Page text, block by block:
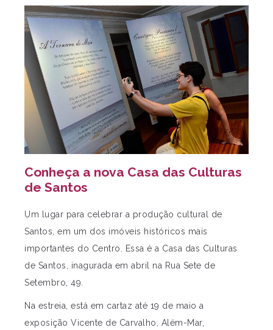
Conheça a nova Casa das Culturas
de Santos
Um lugar para celebrar a produção cultural de
Santos, em um dos imóveis históricos mais
importantes do Centro. Essa é a Casa das Culturas
de Santos, inagurada em abril na Rua Sete de
Setembro, 49.
Na estreia, está em cartaz até 19 de maio a
exposição Vicente de Carvalho, Além-Mar,